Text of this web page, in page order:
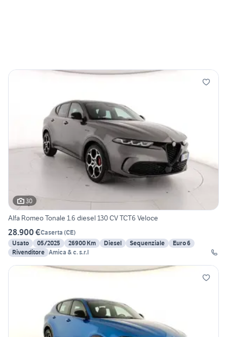
30
Alfa Romeo Tonale 1.6 diesel 130 CV TCT6 Veloce
28.900 €Caserta (CE)
Usato
05/2025 26900 Km Diesel Sequenziale
Euro 6
Rivenditore Amica & c. s.r.l